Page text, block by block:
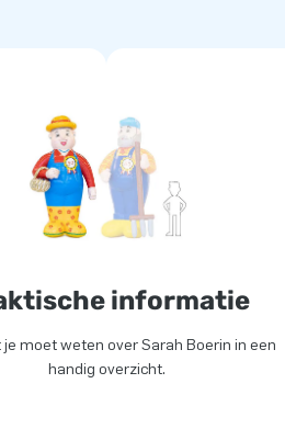
informatie
moet weten over Sarah Boerin in een
handig overzicht.